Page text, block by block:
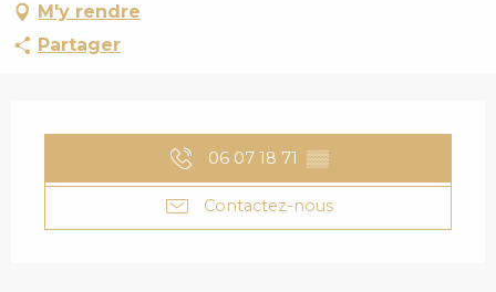
t
e
M'y rendre
Partager
OUVERTURE ET
06 07 18 71 ▒▒
Contactez-nous